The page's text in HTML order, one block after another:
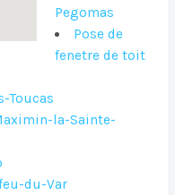
Pegomas
Pose de
fenetre de toit
Toucas
la-Sainte-
du-Var